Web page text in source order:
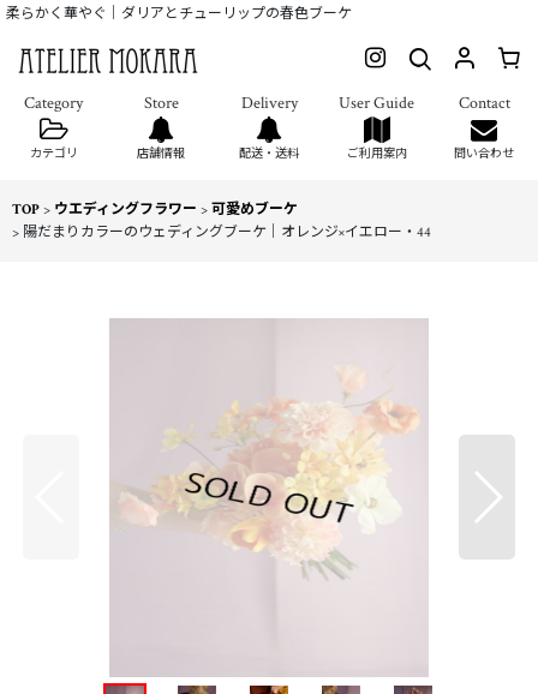
柔らかく華やぐ｜ダリアとチューリップの春色ブーケ
カテゴリ 店舗情報 配送・送料 ご利用案内 問い合わせ
TOP > ウエディングフラワー > 可愛めブーケ
> 陽だまりカラーのウェディングブーケ｜オレンジ×イエロー・44